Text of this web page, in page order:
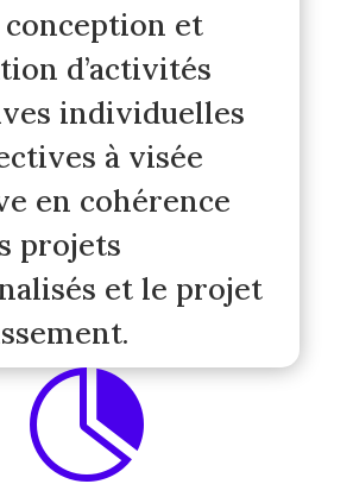
conception et
d’activités
individuelles
à visée
en cohérence
projets
et le projet
